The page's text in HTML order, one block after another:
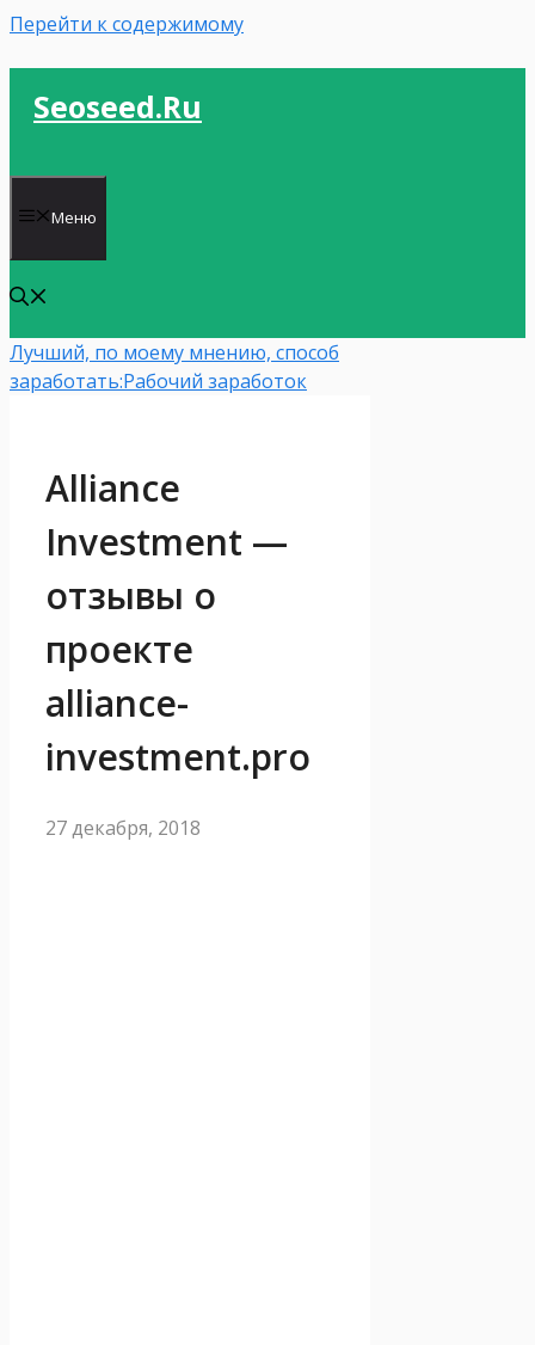
Перейти к содержимому
Seoseed.ru
Меню
Лучший, по моему мнению, способ
заработать:Рабочий заработок
Alliance
Investment —
отзывы о
проекте
alliance-
investment.pro
27 декабря, 2018